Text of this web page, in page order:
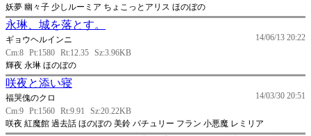
妖夢 幽々子 少しルーミア ちょこっとアリス ほのぼの
永琳、城を落とす。
14/06/13 20:22
ギョウヘルインニ
Cm:8 Pt:1580 Rt:12.35 Sz:3.96KB
輝夜 永琳 ほのぼの
咲夜と添い寝
14/03/30 20:51
福哭傀のクロ
Cm:9 Pt:1560 Rt:9.91
Sz:20.22KB
咲夜 紅魔館 過去話 ほのぼの 美鈴 パチュリー フラン 小悪魔 レミリア